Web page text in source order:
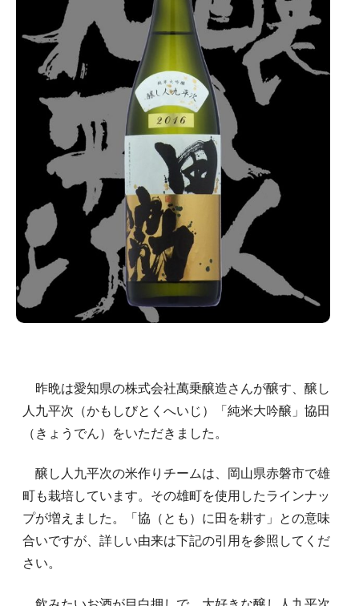
昨晩は愛知県の株式会社萬乗醸造さんが醸す、醸し
人九平次（かもしびとくへいじ）「純米大吟醸」協田
（きょうでん）をいただきました。
醸し人九平次の米作りチームは、岡山県赤磐市で雄
町も栽培しています。その雄町を使用したラインナッ
プが増えました。「協（とも）に田を耕す」との意味
合いですが、詳しい由来は下記の引用を参照してくだ
さい。